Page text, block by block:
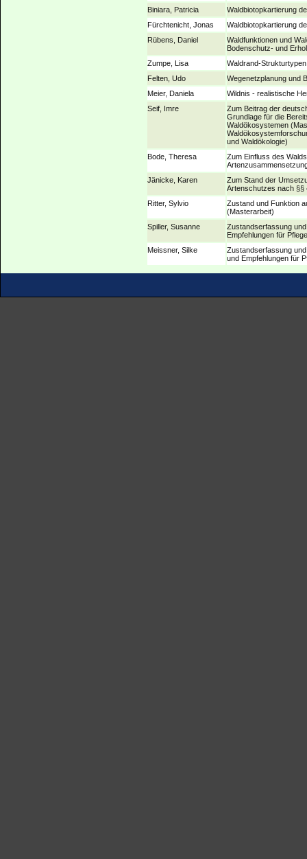
Biniara, Patricia
Waldbiotopkartierung
Fürchtenicht, Jonas
Waldbiotopkartierung
Rübens, Daniel
Waldfunktionen und
Bodenschutz- und
Zumpe, Lisa
Waldrand-
Felten, Udo
Wegenetzplanung und
Meier, Daniela
Wildnis - realistische
Seif, Imre
Zum Beitrag der
Grundlage für die
Waldökosystemen
und Waldökologie)
Bode, Theresa
Zum Einfluss des
Jänicke, Karen
Zum Stand der
Artenschutzes nach §§
Ritter, Sylvio
Zustand und Funktion
(Masterarbeit)
Spiller, Susanne
Zustandserfassung
Empfehlungen für
Meissner, Silke
Zustandserfassung
und Empfehlungen für